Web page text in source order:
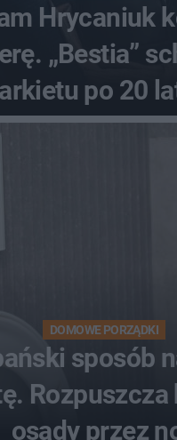
Hrycaniuk
„Bestia”
po 20
DOMOWE PORZĄDKI
sposób
Rozpuszcza
osady przez